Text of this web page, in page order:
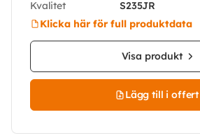
Kvalitet
S235JR
Klicka här för full produktdata
Visa produkt
Lägg till i offert